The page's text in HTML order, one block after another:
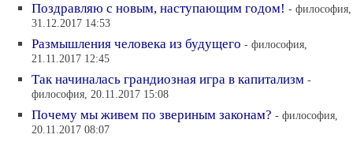
Поздравляю с новым, наступающим годом! - философия,
31.12.2017 14:53
Размышления человека из будущего - философия,
21.11.2017 12:45
Так начиналась грандиозная игра в капитализм -
философия, 20.11.2017 15:08
Почему мы живем по звериным законам? - философия,
20.11.2017 08:07